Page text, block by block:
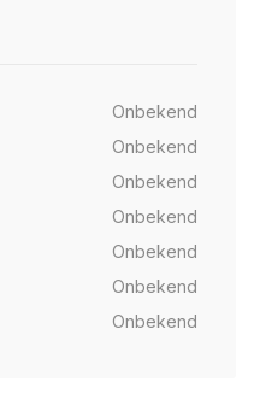
Onbekend
Onbekend
Onbekend
Onbekend
Onbekend
Onbekend
Onbekend